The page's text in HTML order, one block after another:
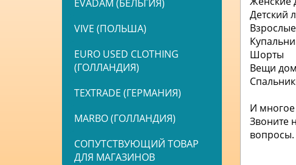
EVADAM (БЕЛЬГИЯ)
VIVE (ПОЛЬША)
EURO USED CLOTHING
(ГОЛЛАНДИЯ)
TEXTRADE (ГЕРМАНИЯ)
MARBO (ГОЛЛАНДИЯ)
СОПУТСТВУЮЩИЙ ТОВАР
ДЛЯ МАГАЗИНОВ
Детский
Шорты
Вещи
И многое
Звоните
вопросы.